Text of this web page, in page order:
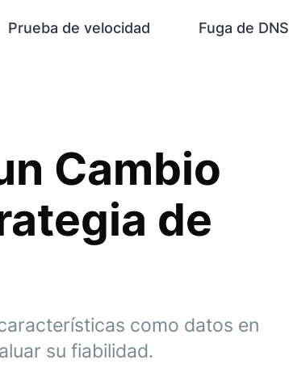
Prueba de velocidad Fuga de DNS
Cambio
de
como datos en
su fiabilidad.